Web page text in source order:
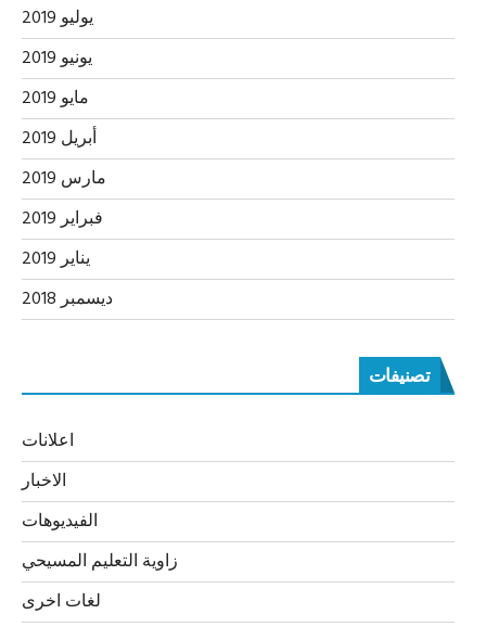
يوليو 2019
يونيو 2019
مايو 2019
أبريل 2019
مارس 2019
فبراير 2019
يناير 2019
ديسمبر 2018
تصنيفات
اعلانات
الاخبار
الفيديوهات
زاوية التعليم المسيحي
لغات اخرى